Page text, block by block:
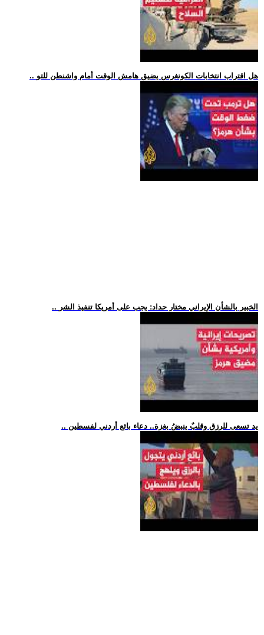
.. هل اقتراب انتخابات الكونغرس يضيق هامش الوقت أمام واشنطن للتو
.. الخبير بالشأن الإيراني مختار حداد: يجب على أمريكا تنفيذ الشر
.. يد تسعى للرزق وقلبٌ ينبضُ بغزة.. دعاء بائع أردني لفسطين